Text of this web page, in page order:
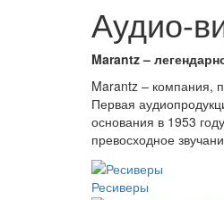
Аудио-
Marantz –
Marantz – компания,
Первая
основания в 1953
превосходное
Ресиверы